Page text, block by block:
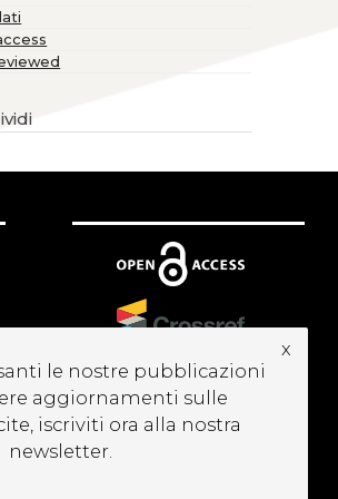
le nostre pubblicazioni
aggiornamenti sulle
iscriviti ora alla nostra
newsletter.
x